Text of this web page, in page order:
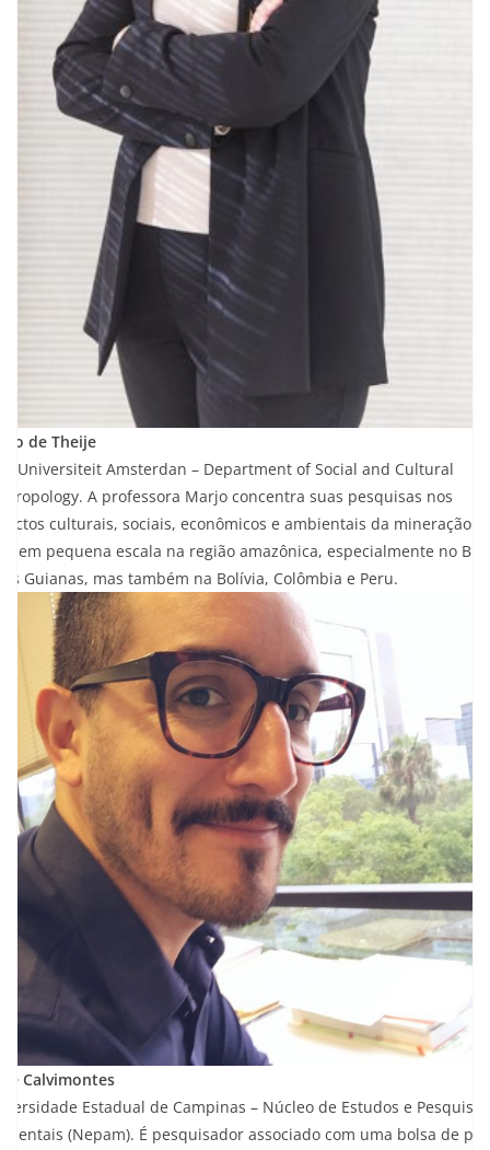
de Theije
Universiteit Amsterdan – Department of Social and Cultural
A professora Marjo concentra suas pesquisas nos
culturais, sociais, econômicos e ambientais da mineração
em pequena escala na região amazônica, especialmente no
Guianas, mas também na Bolívia, Colômbia e Peru.
Calvimontes
Estadual de Campinas – Núcleo de Estudos e Pesquisas
(Nepam). É pesquisador associado com uma bolsa de